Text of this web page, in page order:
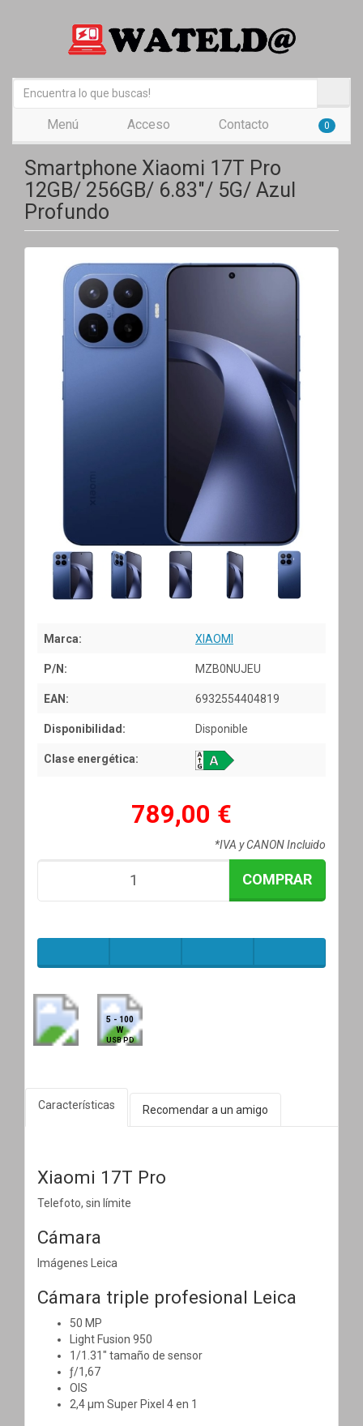
Menú Acceso Contacto 0
Smartphone Xiaomi 17T Pro
12GB/ 256GB/ 6.83"/ 5G/ Azul
Profundo
Marca: XIAOMI
P/N: MZB0NUJEU
EAN: 6932554404819
Disponibilidad: Disponible
Clase energética:
789,00 €
*IVA y CANON Incluido
COMPRAR
5 - 100
W
USB PD
Características Recomendar a un amigo
Xiaomi 17T Pro
Telefoto, sin límite
Cámara
Imágenes Leica
Cámara triple profesional Leica
50 MP
Light Fusion 950
1/1.31" tamaño de sensor
ƒ/1,67
OIS
2,4 μm Super Pixel 4 en 1